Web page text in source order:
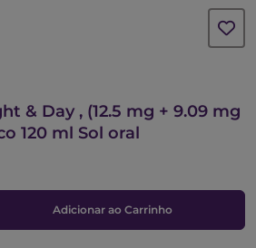
& Day , (12.5 mg + 9.09 mg
120 ml Sol oral
Adicionar ao Carrinho